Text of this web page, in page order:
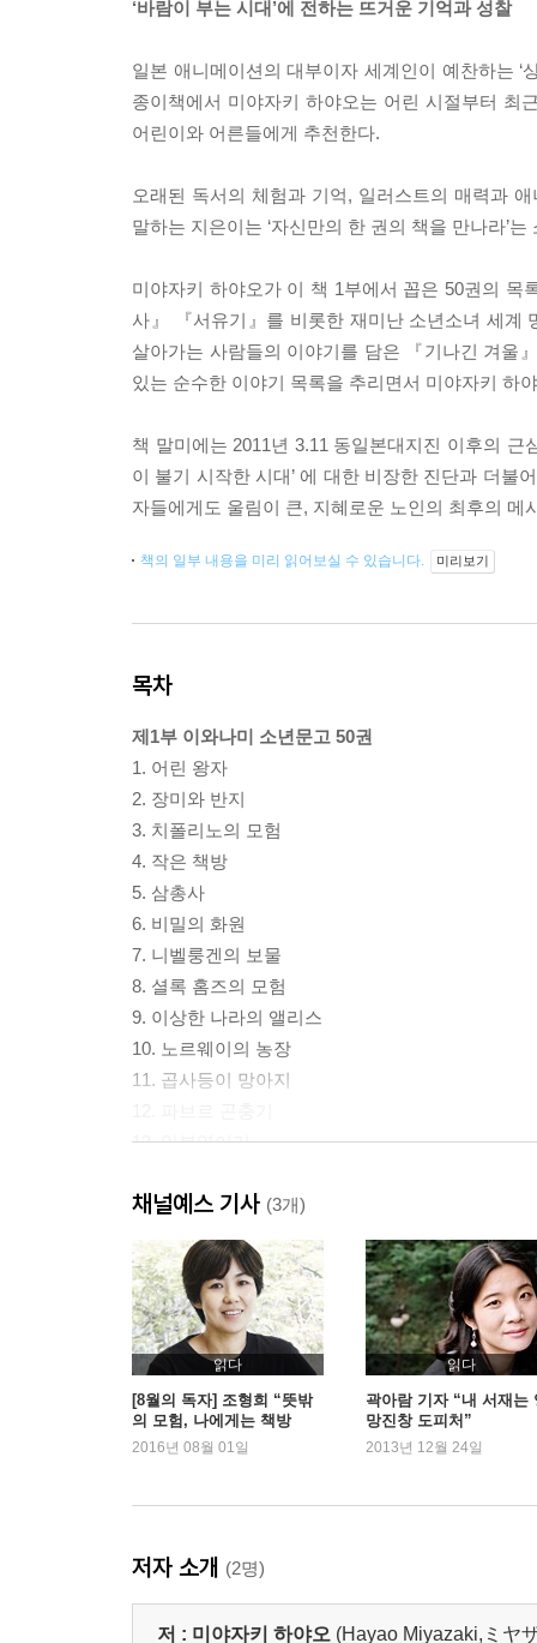
‘바람이 부는 시대’에 전하는 뜨거운 기억과 성찰
일본 애니메이션의 대부이자 세계인이 예찬하는
종이책에서 미야자키 하야오는 어린 시절부터 최
어린이와 어른들에게 추천한다.
오래된 독서의 체험과 기억, 일러스트의 매력과
말하는 지은이는 ‘자신만의 한 권의 책을 만나라’
미야자키 하야오가 이 책 1부에서 꼽은 50권의
사』 『서유기』를 비롯한 재미난 소년소녀 세계
살아가는 사람들의 이야기를 담은 『기나긴 겨울
있는 순수한 이야기 목록을 추리면서 미야자키 하
책 말미에는 2011년 3.11 동일본대지진 이후의
이 불기 시작한 시대’ 에 대한 비장한 진단과 더불
자들에게도 울림이 큰, 지혜로운 노인의 최후의
책의 일부 내용을 미리 읽어보실 수 있습니다. 미리보기
목차
제1부 이와나미 소년문고 50권
1. 어린 왕자
2. 장미와 반지
3. 치폴리노의 모험
4. 작은 책방
5. 삼총사
6. 비밀의 화원
7. 니벨룽겐의 보물
8. 셜록 홈즈의 모험
9. 이상한 나라의 앨리스
10. 노르웨이의 농장
11. 곱사등이 망아지
13. 일본영이기
15. 독수리 군기를 찾아
16. 곰돌이 푸우 이야기
17. 기나긴 겨울
18. 바람의 왕자들
19. 거기 마니가 있었다
20. 버드나무에 부는 바람
21. 하늘을 나는 배
22. 플램바즈
23. 우리 이웃 이야기
27. 마루 밑 바로우어즈
28. 하이디
채널예스 기사 (3개)
읽다
[8월의 독자] 조형희 “뜻밖
의 모험, 나에게는 책방
2016년 08월 01일
읽다
곽아람 기자 “내 서재는
망진창 도피처”
2013년 12월 24일
저자 소개 (2명)
저 : 미야자키 하야오 (Hayao Miyazaki,ミヤ